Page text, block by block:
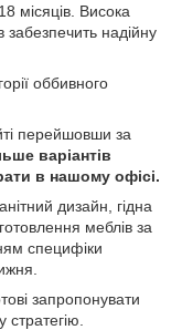
місяців. Висока
забезпечить надійну
оббивного
перейшовши за
варіантів
в нашому офісі.
дизайн, гідна
меблів за
специфіки
запропонувати
стратегію.